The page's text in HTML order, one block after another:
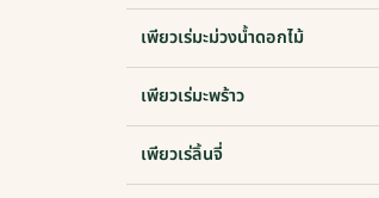
เพียวเร่มะม่วงน้ำดอกไม้
เพียวเร่มะพร้าว
เพียวเร่ลิ้นจี่